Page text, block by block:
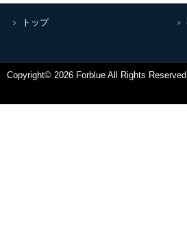
トップ
Copyright© 2026 Forblue All Rights